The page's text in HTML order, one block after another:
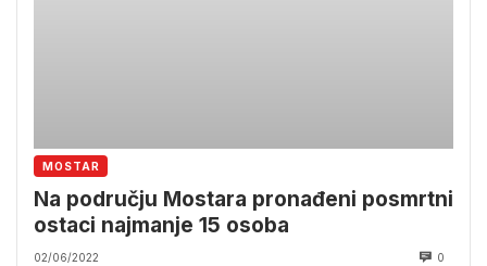
MOSTAR
Na području Mostara pronađeni posmrtni
ostaci najmanje 15 osoba
02/06/2022 0